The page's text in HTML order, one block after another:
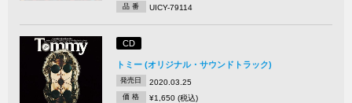
品 番 UICY-79114
CD
トミー (オリジナル・サウンドトラック)
発売日 2020.03.25
価 格 ¥1,650 (税込)